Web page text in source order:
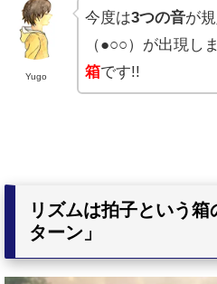
Yugo
今度は3つの音が
（●○○）が出現し
箱です!!
リズムは拍子という
ターン」